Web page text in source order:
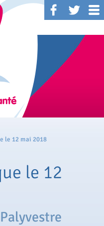
le 12 mai 2018
le 12